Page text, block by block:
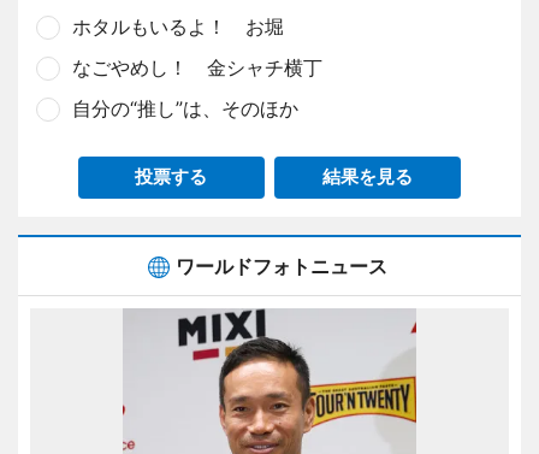
ホタルもいるよ！ お堀
なごやめし！ 金シャチ横丁
自分の“推し”は、そのほか
投票する 結果を見る
ワールドフォトニュース